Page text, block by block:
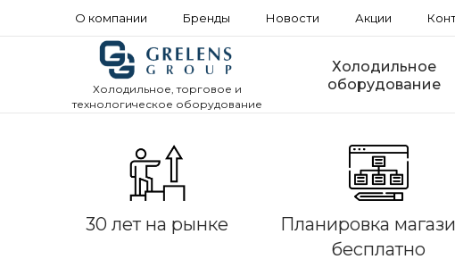
О компании Бренды Новости Акции
Холодильное, торговое и
технологическое оборудование
Холодильное
оборудование
30 лет на рынке
Планировка
бесплатно